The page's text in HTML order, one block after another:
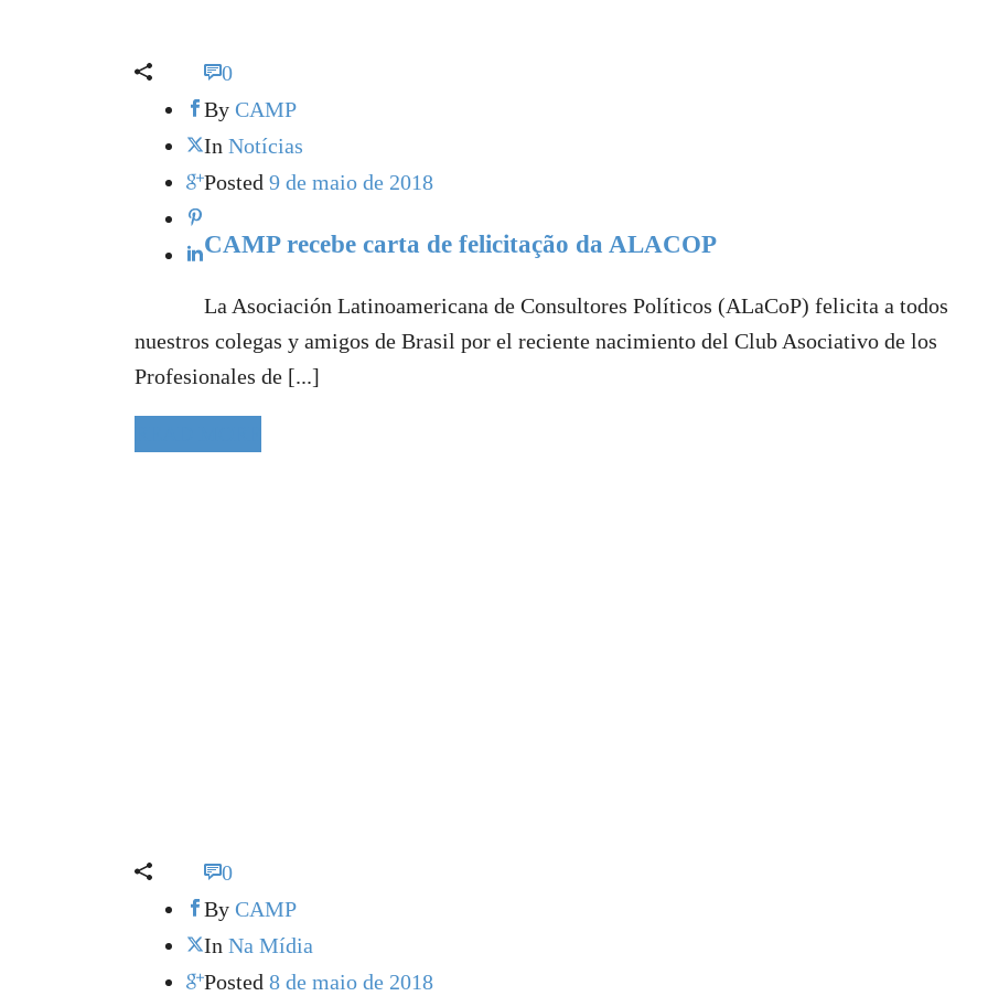
0
By CAMP
In Notícias
Posted 9 de maio de 2018
CAMP recebe carta de felicitação da ALACOP
La Asociación Latinoamericana de Consultores Políticos (ALaCoP) felicita a todos
nuestros colegas y amigos de Brasil por el reciente nacimiento del Club Asociativo de los
Profesionales de [...]
0
By CAMP
In Na Mídia
Posted 8 de maio de 2018